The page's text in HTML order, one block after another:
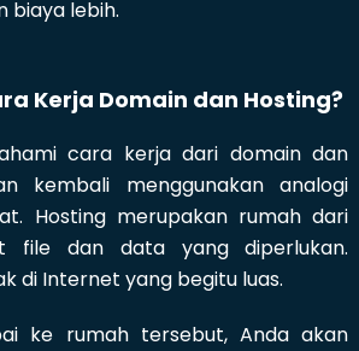
biaya lebih.
Kerja Domain dan Hosting?
cara kerja dari domain dan
kembali menggunakan analogi
Hosting merupakan rumah dari
file dan data yang diperlukan.
di Internet yang begitu luas.
ke rumah tersebut, Anda akan